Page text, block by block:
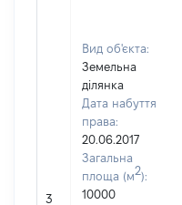
3
Вид об'єкта:
Земельна
ділянка
Дата набуття
права:
20.06.2017
Загальна
площа (м2):
10000